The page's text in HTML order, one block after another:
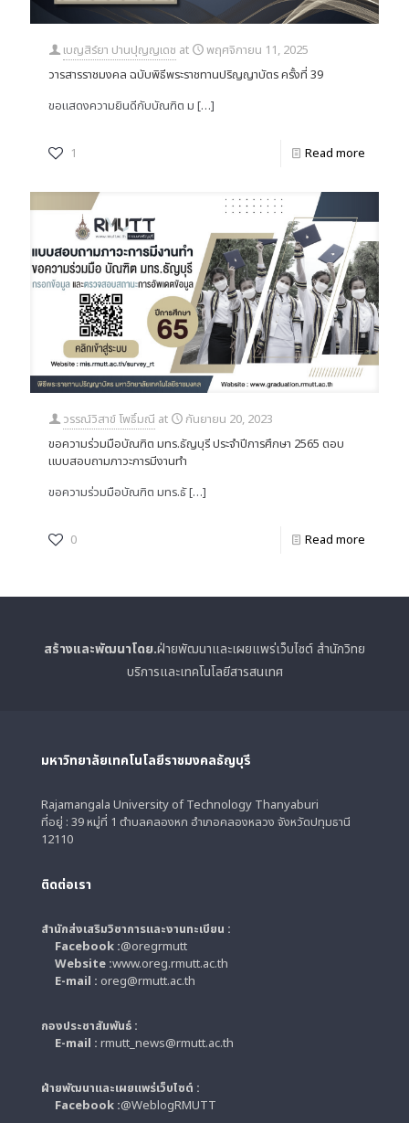
เบญสิร์ยา ปานปุญญเดช at
พฤศจิกายน 11, 2025
วารสารราชมงคล ฉบับพิธีพระราชทานปริญญาบัตร ครั้งที่ 39
ขอแสดงความยินดีกับบัณฑิต ม […]
1 Read more
วรรณ์วิสาข์ โพธิ์มณี at
กันยายน 20, 2023
ขอความร่วมมือบัณฑิต มทร.ธัญบุรี ประจำปีการศึกษา 2565 ตอบ
แบบสอบถามภาวะการมีงานทำ
ขอความร่วมมือบัณฑิต มทร.ธั[…]
0 Read more
สร้างและพัฒนาโดย.ฝ่ายพัฒนาและเผยแพร่เว็บไซต์ สำนักวิทย
บริการและเทคโนโลยีสารสนเทศ
มหาวิทยาลัยเทคโนโลยีราชมงคลธัญบุรี
Rajamangala University of Technology Thanyaburi
ที่อยู่ : 39 หมู่ที่ 1 ตำบลคลองหก อำเภอคลองหลวง จังหวัดปทุมธานี
12110
ติดต่อเรา
สำนักส่งเสริมวิชาการและงานทะเบียน :
Facebook :@oregrmutt
Website :www.oreg.rmutt.ac.th
E-mail : oreg@rmutt.ac.th
กองประชาสัมพันธ์ :
E-mail : rmutt_news@rmutt.ac.th
ฝ่ายพัฒนาและเผยแพร่เว็บไซต์ :
Facebook :@WeblogRMUTT